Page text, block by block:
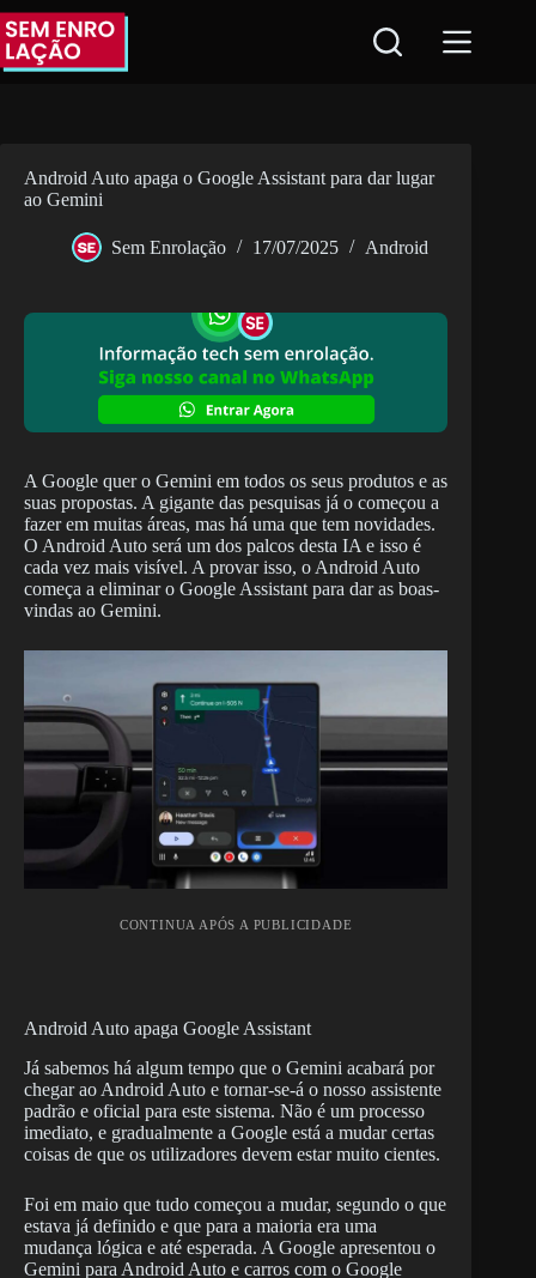
Pular
para
conteúdo
Android Auto apaga o Google Assistant para dar lugar
ao Gemini
Sem Enrolação 17/07/2025 Android
A Google quer o Gemini em todos os seus produtos e as
suas propostas. A gigante das pesquisas já o começou a
fazer em muitas áreas, mas há uma que tem novidades.
O Android Auto será um dos palcos desta IA e isso é
cada vez mais visível. A provar isso, o Android Auto
começa a eliminar o Google Assistant para dar as boas-
vindas ao Gemini.
CONTINUA APÓS A PUBLICIDADE
Android Auto apaga Google Assistant
Já sabemos há algum tempo que o Gemini acabará por
chegar ao Android Auto e tornar-se-á o nosso assistente
padrão e oficial para este sistema. Não é um processo
imediato, e gradualmente a Google está a mudar certas
coisas de que os utilizadores devem estar muito cientes.
Foi em maio que tudo começou a mudar, segundo o que
estava já definido e que para a maioria era uma
mudança lógica e até esperada. A Google apresentou o
Gemini para Android Auto e carros com o Google